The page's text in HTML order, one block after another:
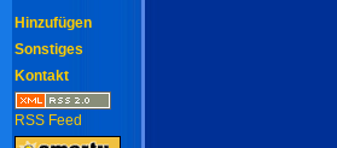
Hinzufügen
Sonstiges
Kontakt
RSS Feed